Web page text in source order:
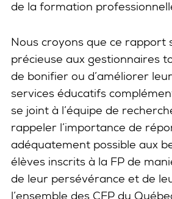
de la formation
Nous croyons que ce rapport
précieuse aux gestionnaires
de bonifier ou d’améliorer
services éducatifs
se joint à l’équipe de
rappeler l’importance de
adéquatement possible aux
élèves inscrits à la FP de
de leur persévérance et de
l’ensemble des CFP du